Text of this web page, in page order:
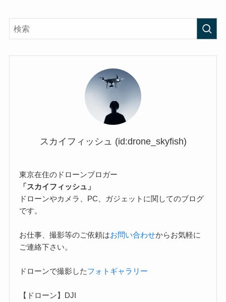
スカイフィッシュ (id:drone_skyfish)
東京在住のドローンブロガー
「スカイフィッシュ」
ドローンやカメラ、PC、ガジェットに関してのブログ
です。
お仕事、撮影等のご依頼はお問い合わせからお気軽に
ご連絡下さい。
ドローンで撮影したフォトギャラリー
【ドローン】DJI